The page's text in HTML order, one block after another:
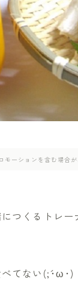
モーションを含む場合
つくるトレー
てない(;´･ω･)